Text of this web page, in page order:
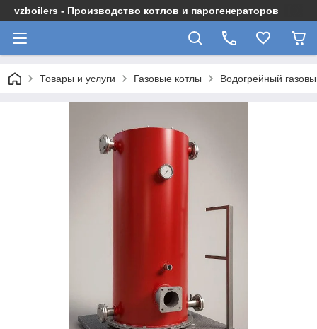
vzboilers - Производство котлов и парогенераторов
Товары и услуги Газовые котлы Водогрейный